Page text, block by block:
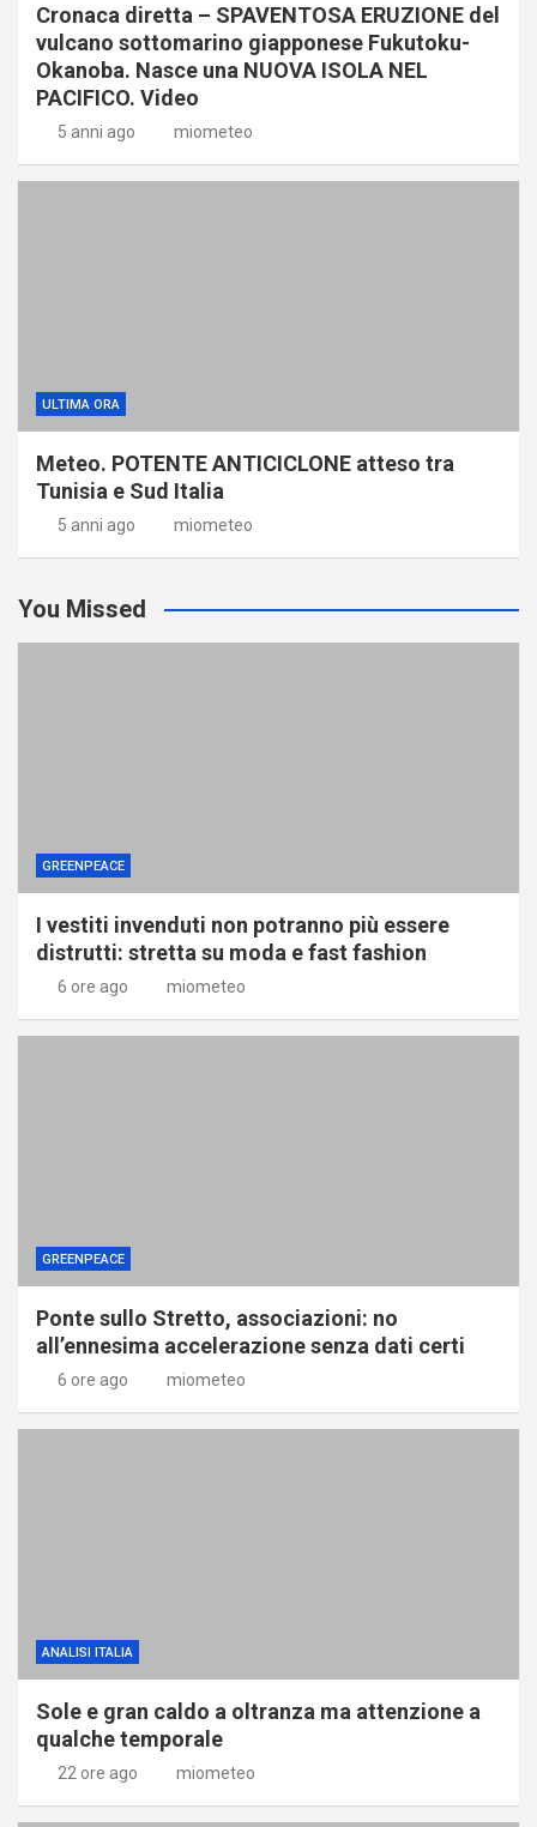
Cronaca diretta – SPAVENTOSA ERUZIONE del
vulcano sottomarino giapponese Fukutoku-
Okanoba. Nasce una NUOVA ISOLA NEL
PACIFICO. Video
5 anni ago miometeo
ULTIMA ORA
Meteo. POTENTE ANTICICLONE atteso tra
Tunisia e Sud Italia
5 anni ago miometeo
You Missed
GREENPEACE
I vestiti invenduti non potranno più essere
distrutti: stretta su moda e fast fashion
6 ore ago miometeo
GREENPEACE
Ponte sullo Stretto, associazioni: no
all’ennesima accelerazione senza dati certi
6 ore ago miometeo
ANALISI ITALIA
Sole e gran caldo a oltranza ma attenzione a
qualche temporale
22 ore ago miometeo